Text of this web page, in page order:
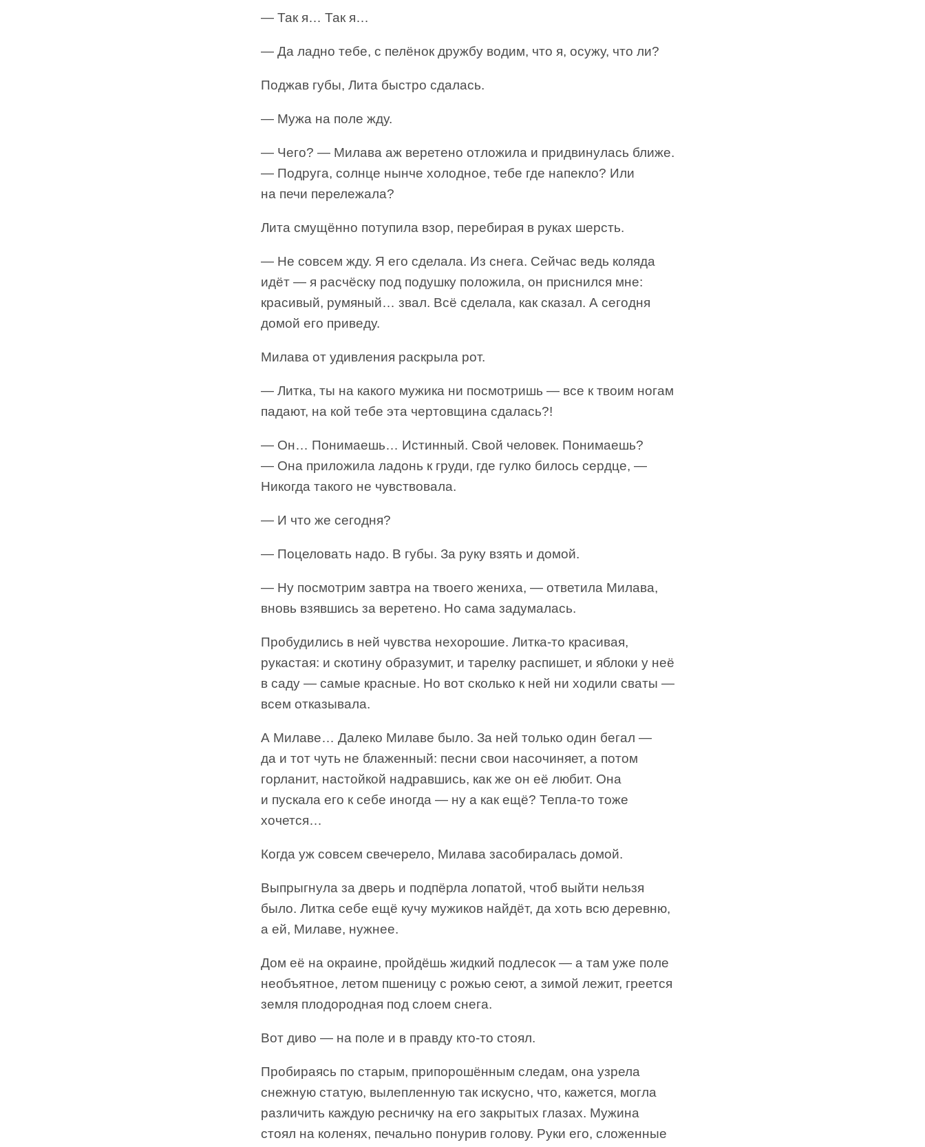
— Так я… Так я…
— Да ладно тебе, с пелёнок дружбу водим, что я, осужу, что ли?
Поджав губы, Лита быстро сдалась.
— Мужа на поле жду.
— Чего? — Милава аж веретено отложила и придвинулась ближе.
— Подруга, солнце нынче холодное, тебе где напекло? Или
на печи перележала?
Лита смущённо потупила взор, перебирая в руках шерсть.
— Не совсем жду. Я его сделала. Из снега. Сейчас ведь коляда
идёт — я расчёску под подушку положила, он приснился мне:
красивый, румяный… звал. Всё сделала, как сказал. А сегодня
домой его приведу.
Милава от удивления раскрыла рот.
— Литка, ты на какого мужика ни посмотришь — все к твоим ногам
падают, на кой тебе эта чертовщина сдалась?!
— Он… Понимаешь… Истинный. Свой человек. Понимаешь?
— Она приложила ладонь к груди, где гулко билось сердце, —
Никогда такого не чувствовала.
— И что же сегодня?
— Поцеловать надо. В губы. За руку взять и домой.
— Ну посмотрим завтра на твоего жениха, — ответила Милава,
вновь взявшись за веретено. Но сама задумалась.
Пробудились в ней чувства нехорошие. Литка-то красивая,
рукастая: и скотину образумит, и тарелку распишет, и яблоки у неё
в саду — самые красные. Но вот сколько к ней ни ходили сваты —
всем отказывала.
А Милаве… Далеко Милаве было. За ней только один бегал —
да и тот чуть не блаженный: песни свои насочиняет, а потом
горланит, настойкой надравшись, как же он её любит. Она
и пускала его к себе иногда — ну а как ещё? Тепла-то тоже
хочется…
Когда уж совсем свечерело, Милава засобиралась домой.
Выпрыгнула за дверь и подпёрла лопатой, чтоб выйти нельзя
было. Литка себе ещё кучу мужиков найдёт, да хоть всю деревню,
а ей, Милаве, нужнее.
Дом её на окраине, пройдёшь жидкий подлесок — а там уже поле
необъятное, летом пшеницу с рожью сеют, а зимой лежит, греется
земля плодородная под слоем снега.
Вот диво — на поле и в правду кто-то стоял.
Пробираясь по старым, припорошённым следам, она узрела
снежную статую, вылепленную так искусно, что, кажется, могла
различить каждую ресничку на его закрытых глазах. Мужина
стоял на коленях, печально понурив голову. Руки его, сложенные